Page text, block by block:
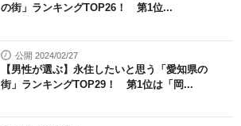
の街」ランキングTOP26！ 第1位...
公開 2024/02/27
【男性が選ぶ】永住したいと思う「愛知県の
街」ランキングTOP29！ 第1位は「岡...